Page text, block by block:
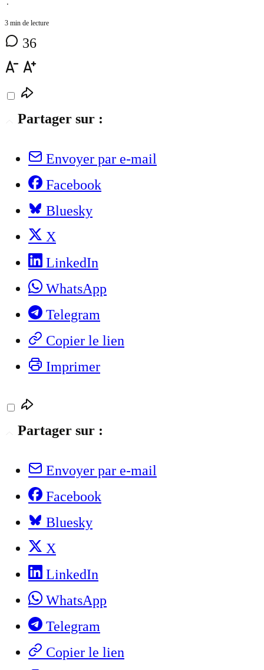
⋅
3 min de lecture
36
Partager sur :
Envoyer par e-mail
Facebook
Bluesky
X
LinkedIn
WhatsApp
Telegram
Copier le lien
Imprimer
Partager sur :
Envoyer par e-mail
Facebook
Bluesky
X
LinkedIn
WhatsApp
Telegram
Copier le lien